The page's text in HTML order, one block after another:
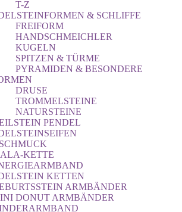
T-Z
& SCHLIFFE
FREIFORM
HANDSCHMEICHLER
KUGELN
SPITZEN & TÜRME
PYRAMIDEN & BESONDERE
DRUSE
TROMMELSTEINE
NATURSTEINE
PENDEL
KETTE
KETTEN
ARMBÄNDER
DONUT ARMBÄNDER